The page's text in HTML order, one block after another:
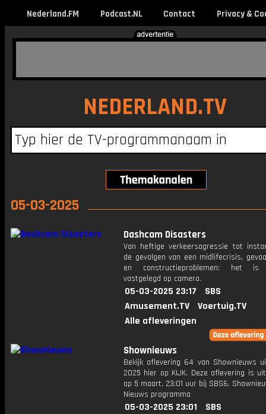
Nederland.FM Podcast.NL Contact Privacy &
NEDERLAND.TV
05-03-2025
Dashcam Disasters
Van heftige verkeersagressie tot
de gevolgen van een midlifecrisis,
en constructieproblemen: het is
vastgelegd op camera.
05-03-2025 23:17
SBS
Amusement.TV
Voertuig.TV
Alle afleveringen
Shownieuws
Bekijk aflevering 64 van Shownieuws
2025 hier op KIJK. Deze aflevering is
op 5 maart, 23:01 uur bij SBS6.
Nieuws programma
05-03-2025 23:01
SBS